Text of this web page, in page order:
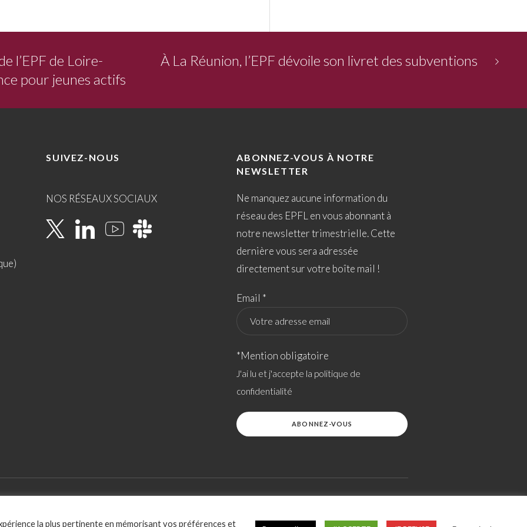
l’EPF de Loire-
pour jeunes actifs
À La Réunion, l’EPF dévoile son livret des subventions
SUIVEZ-NOUS
NOS RÉSEAUX SOCIAUX
ABONNEZ-VOUS À NOTRE
NEWSLETTER
Ne manquez aucune information du
réseau des EPFL en vous abonnant à
notre newsletter trimestrielle. Cette
dernière vous sera adressée
directement sur votre boîte mail !
Email *
*Mention obligatoire
J'ai lu et j'accepte la politique de
confidentialité
la plus pertinente en mémorisant vos préférences et